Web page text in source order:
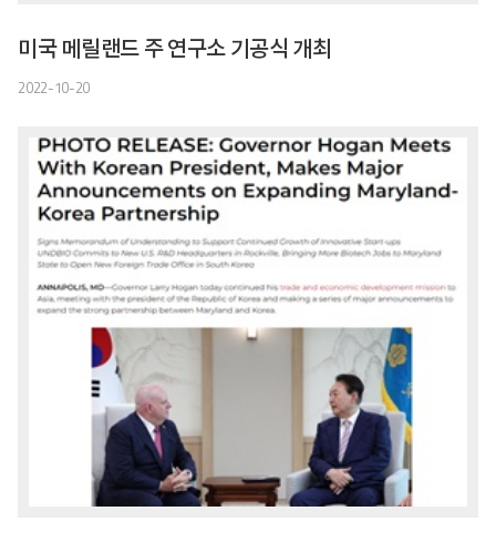
미국 메릴랜드 주 연구소 기공식 개최
2022-10-20